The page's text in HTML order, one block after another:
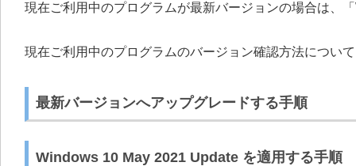
現在ご利用中のプログラムが最新バージョンの場合は、
現在ご利用中のプログラムのバージョン確認方法について
最新バージョンへアップグレードする手順
Windows 10 May 2021 Update を適用する手順